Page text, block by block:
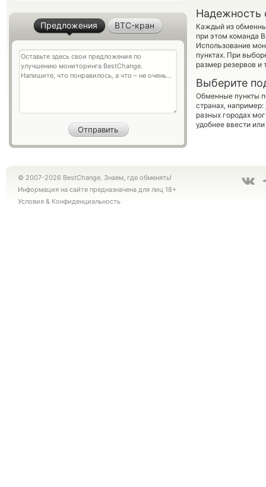
Надежность
Каждый из
при этом команда
Использование
пунктах. При
размер резервов и
Выберите
Обменные пункты
странах, например:
разных городах
удобнее ввести
Предложения BTC-кран
© 2007-2026 BestChange. Знаем, где обменять!
Информация на сайте предназначена для лиц 18+
Условия & Конфиденциальность